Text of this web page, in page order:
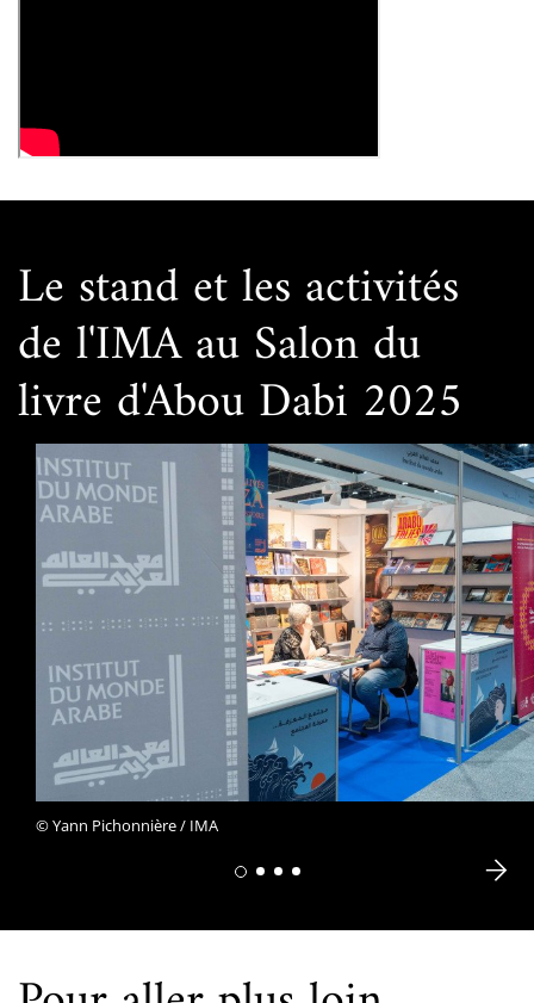
Le stand et les activités
de l'IMA au Salon du
livre d'Abou Dabi 2025
© Yann Pichonnière / IMA